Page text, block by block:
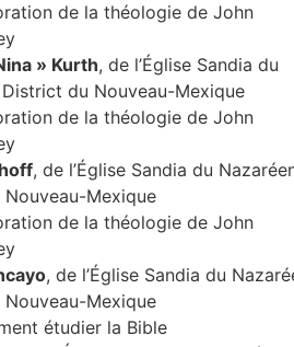
de la théologie de John
» Kurth, de l’Église Sandia du
District du Nouveau-Mexique
de la théologie de John
, de l’Église Sandia du
Mexique
de la théologie de John
, de l’Église Sandia du
Mexique
étudier la Bible